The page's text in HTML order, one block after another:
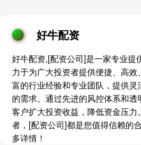
好牛配资
好牛配资,[配资公司]是一家专业提
力于为广大投资者提供便捷、高
富的行业经验和专业团队，提供
的需求。通过先进的风控体系和
客户扩大投资收益，降低资金压
者，[配资公司]都是您值得信赖的
多详情！